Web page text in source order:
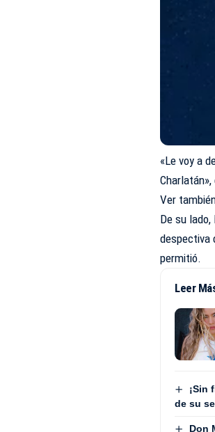
«Le voy a
Ver
De su
despectiva
permitió.
Leer
¡Sin
de su
Don